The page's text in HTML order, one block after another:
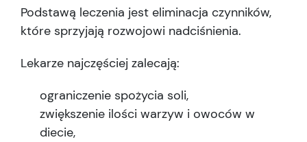
Podstawą leczenia jest eliminacja czynników,
które sprzyjają rozwojowi nadciśnienia.
Lekarze najczęściej zalecają:
ograniczenie spożycia soli,
zwiększenie ilości warzyw i owoców w
diecie,